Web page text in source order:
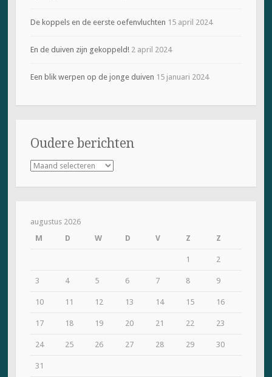
De koppels en de eerste oefenvluchten 15 april 2024
En de duiven zijn gekoppeld! 2 april 2024
Een blik werpen op de jonge duiven 15 januari 2024
Oudere berichten
Oudere
augustus 2026
M
D W D V Z Z
1 2
3 4 5 6 7 8 9
10 11 12 13 14 15 16
17 18 19 20 21 22 23
24 25 26 27 28 29 30
31